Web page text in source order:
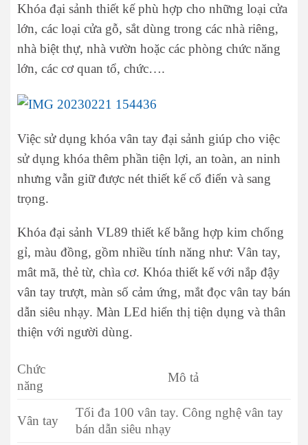
Khóa đại sảnh thiết kế phù hợp cho những loại cửa
lớn, các loại cửa gỗ, sắt dùng trong các nhà riêng,
nhà biệt thự, nhà vườn hoặc các phòng chức năng
lớn, các cơ quan tổ, chức….
Việc sử dụng khóa vân tay đại sảnh giúp cho việc
sử dụng khóa thêm phần tiện lợi, an toàn, an ninh
nhưng vẫn giữ được nét thiết kế cổ điển và sang
trọng.
Khóa đại sảnh VL89 thiết kế bằng hợp kim chổng
gỉ, màu đồng, gồm nhiều tính năng như: Vân tay,
mât mã, thẻ từ, chìa cơ. Khóa thiết kế với nắp đậy
vân tay trượt, màn số cảm ứng, mắt đọc vân tay bán
dẫn siêu nhạy. Màn LEd hiển thị tiện dụng và thân
thiện với người dùng.
Chức
năng
Mô tả
Vân tay
Tối đa 100 vân tay. Công nghệ vân tay
bán dẫn siêu nhạy